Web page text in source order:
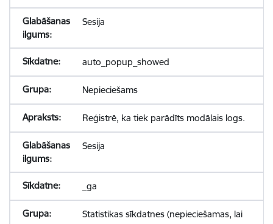
Sesija
auto_popup_showed
Nepieciešams
Reģistrē, ka tiek parādīts modālais logs.
Sesija
_ga
Statistikas sīkdatnes (nepieciešamas, lai